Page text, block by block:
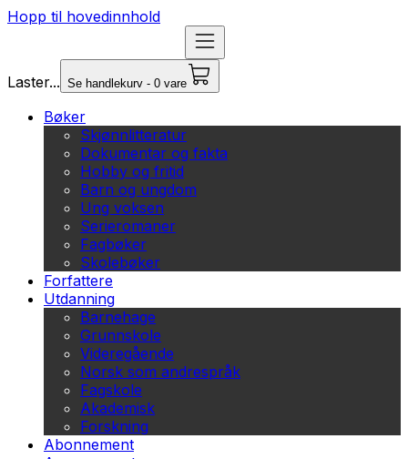
Hopp til hovedinnhold
Laster... Se handlekurv - 0 vare
Bøker
Skjønnlitteratur
Dokumentar og fakta
Hobby og fritid
Barn og ungdom
Ung voksen
Serieromaner
Fagbøker
Skolebøker
Forfattere
Utdanning
Barnehage
Grunnskole
Videregående
Norsk som andrespråk
Fagskole
Akademisk
Forskning
Abonnement